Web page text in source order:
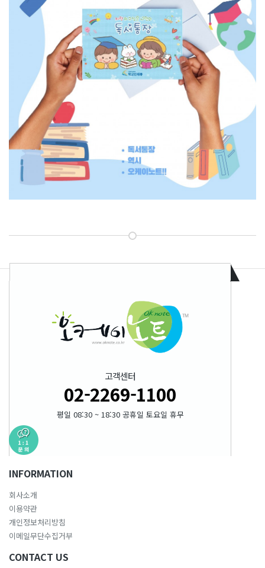
고객센터
02-2269-1100
평일 08:30 ~ 18:30 공휴일 토요일 휴무
INFORMATION
회사소개
이용약관
개인정보처리방침
이메일무단수집거부
CONTACT US